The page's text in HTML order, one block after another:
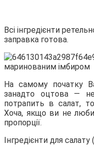
Всі інгредієнти
заправка готова.
На самому початку
занадто оцтова —
потрапить в салат,
Хоча, якщо ви не
пропорції.
Інгредієнти для салату